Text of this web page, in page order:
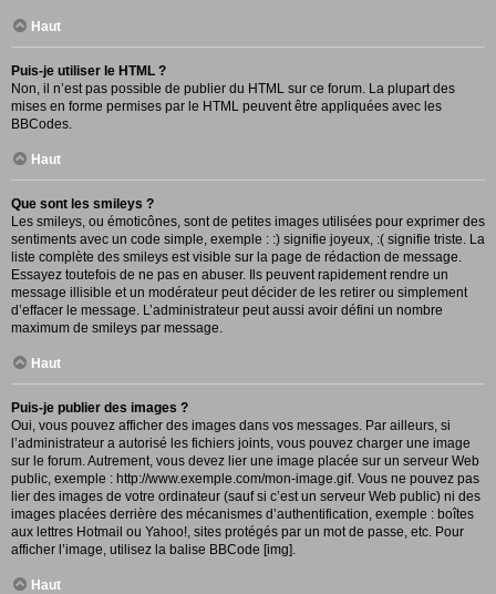
Haut
Puis-je utiliser le HTML ?
Non, il n’est pas possible de publier du HTML sur ce forum. La plupart des
mises en forme permises par le HTML peuvent être appliquées avec les
BBCodes.
Haut
Que sont les smileys ?
Les smileys, ou émoticônes, sont de petites images utilisées pour exprimer des
sentiments avec un code simple, exemple : :) signifie joyeux, :( signifie triste. La
liste complète des smileys est visible sur la page de rédaction de message.
Essayez toutefois de ne pas en abuser. Ils peuvent rapidement rendre un
message illisible et un modérateur peut décider de les retirer ou simplement
d’effacer le message. L’administrateur peut aussi avoir défini un nombre
maximum de smileys par message.
Haut
Puis-je publier des images ?
Oui, vous pouvez afficher des images dans vos messages. Par ailleurs, si
l’administrateur a autorisé les fichiers joints, vous pouvez charger une image
sur le forum. Autrement, vous devez lier une image placée sur un serveur Web
public, exemple : http://www.exemple.com/mon-image.gif. Vous ne pouvez pas
lier des images de votre ordinateur (sauf si c’est un serveur Web public) ni des
images placées derrière des mécanismes d’authentification, exemple : boîtes
aux lettres Hotmail ou Yahoo!, sites protégés par un mot de passe, etc. Pour
afficher l’image, utilisez la balise BBCode [img].
Haut